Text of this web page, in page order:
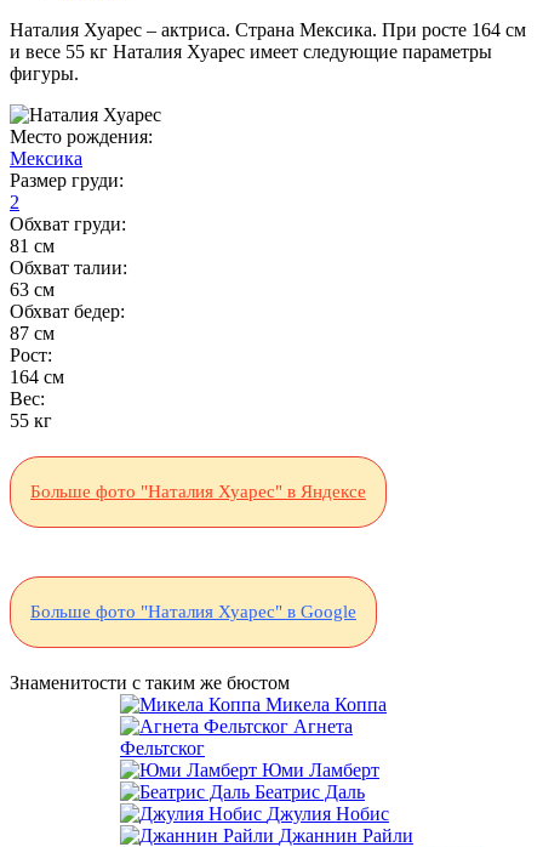
Наталия Хуарес – актриса. Страна Мексика. При росте 164 см
и весе 55 кг Наталия Хуарес имеет следующие параметры
фигуры.
Место рождения:
Мексика
Размер груди:
2
Обхват груди:
81 см
Обхват талии:
63 см
Обхват бедер:
87 см
Рост:
164 см
Вес:
55 кг
Больше фото "Наталия Хуарес" в Яндексе
Больше фото "Наталия Хуарес" в Google
Знаменитости с таким же бюстом
Микела Коппа
Агнета
Фельтског
Юми Ламберт
Беатрис Даль
Джулия Нобис
Джаннин Райли